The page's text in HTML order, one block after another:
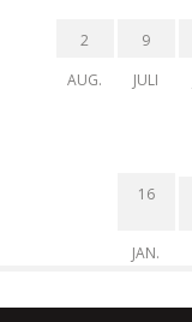
2
AUG.
9
JULI
16
JAN.